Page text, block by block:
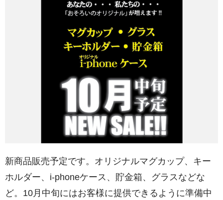
新商品販売予定です。オリジナルマグカップ、キー
ホルダー、i-phoneケース、貯金箱、グラスなどな
ど。10月中旬にはお客様に提供できるように準備中